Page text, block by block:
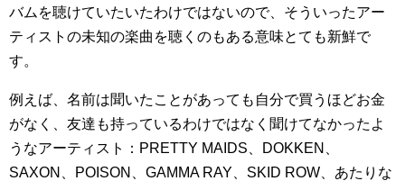
バムを聴けていたいたわけではないので、そういったアー
ティストの未知の楽曲を聴くのもある意味とても新鮮で
す。
例えば、名前は聞いたことがあっても自分で買うほどお金
がなく、友達も持っているわけではなく聞けてなかったよ
うなアーティスト：PRETTY MAIDS、DOKKEN、
SAXON、POISON、GAMMA RAY、SKID ROW、あたりな